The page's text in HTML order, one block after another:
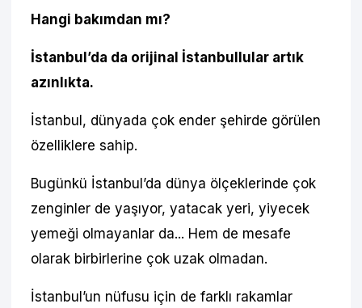
Hangi bakımdan mı?
İstanbul’da da orijinal İstanbullular artık
azınlıkta.
İstanbul, dünyada çok ender şehirde görülen
özelliklere sahip.
Bugünkü İstanbul’da dünya ölçeklerinde çok
zenginler de yaşıyor, yatacak yeri, yiyecek
yemeği olmayanlar da... Hem de mesafe
olarak birbirlerine çok uzak olmadan.
İstanbul’un nüfusu için de farklı rakamlar